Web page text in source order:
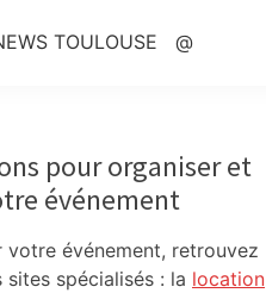
TOULOUSE @
pour organiser et
événement
votre événement, retrouvez
spécialisés : la location